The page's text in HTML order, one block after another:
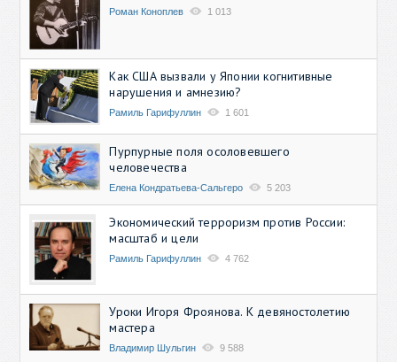
Роман Коноплев 1 013
Как США вызвали у Японии когнитивные
нарушения и амнезию?
Рамиль Гарифуллин 1 601
Пурпурные поля осоловевшего
человечества
Елена Кондратьева-Сальгеро 5 203
Экономический терроризм против России:
масштаб и цели
Рамиль Гарифуллин 4 762
Уроки Игоря Фроянова. К девяностолетию
мастера
Владимир Шульгин 9 588